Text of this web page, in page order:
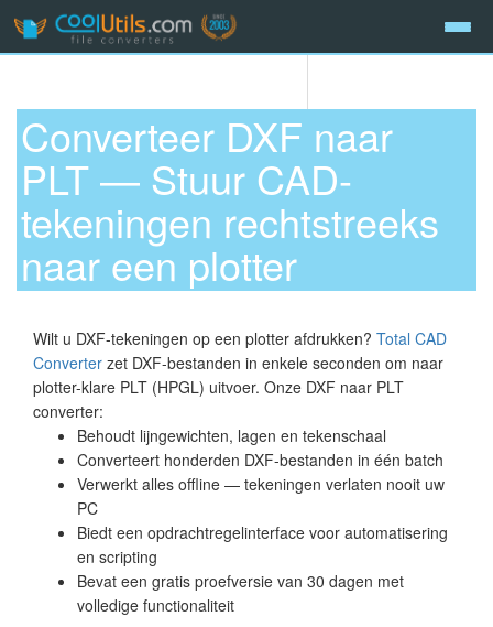
Converteer DXF naar
PLT — Stuur CAD-
tekeningen rechtstreeks
naar een plotter
Wilt u DXF-tekeningen op een plotter afdrukken? Total CAD
Converter zet DXF-bestanden in enkele seconden om naar
plotter-klare PLT (HPGL) uitvoer. Onze DXF naar PLT
converter:
Behoudt lijngewichten, lagen en tekenschaal
Converteert honderden DXF-bestanden in één batch
Verwerkt alles offline — tekeningen verlaten nooit uw
PC
Biedt een opdrachtregelinterface voor automatisering
en scripting
Bevat een gratis proefversie van 30 dagen met
volledige functionaliteit